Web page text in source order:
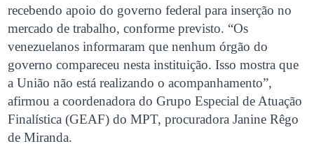
recebendo apoio do governo federal para inserção no
mercado de trabalho, conforme previsto. “Os
venezuelanos informaram que nenhum órgão do
governo compareceu nesta instituição. Isso mostra que
a União não está realizando o acompanhamento”,
afirmou a coordenadora do Grupo Especial de Atuação
Finalística (GEAF) do MPT, procuradora Janine Rêgo
de Miranda.